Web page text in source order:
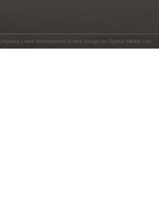
| web development & web design by Ogitive Media Lab